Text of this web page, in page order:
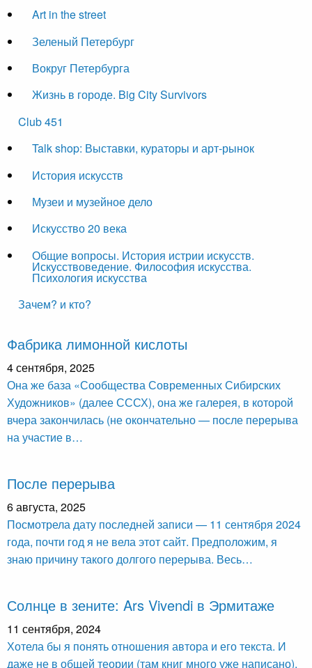
Art in the street
Зеленый Петербург
Вокруг Петербурга
Жизнь в городе. Big City Survivors
Club 451
Talk shop: Выставки, кураторы и арт-рынок
История искусств
Музеи и музейное дело
Искусство 20 века
Общие вопросы. История истрии искусств.
Искусствоведение. Философия искусства.
Психология искусства
Зачем? и кто?
Фабрика лимонной кислоты
4 сентября, 2025
Она же база «Сообщества Современных Сибирских
Художников» (далее СССХ), она же галерея, в которой
вчера закончилась (не окончательно — после перерыва
на участие в…
После перерыва
6 августа, 2025
Посмотрела дату последней записи — 11 сентября 2024
года, почти год я не вела этот сайт. Предположим, я
знаю причину такого долгого перерыва. Весь…
Солнце в зените: Ars Vivendi в Эрмитаже
11 сентября, 2024
Хотела бы я понять отношения автора и его текста. И
даже не в общей теории (там книг много уже написано),